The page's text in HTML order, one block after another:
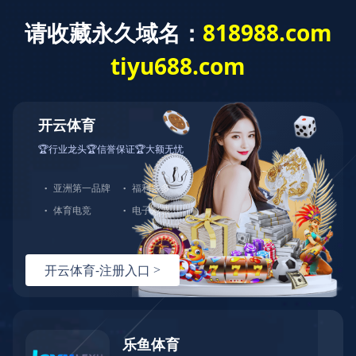
教学教研
党建工作
校园新闻 通知公告